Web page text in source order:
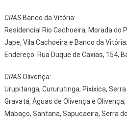
CRASBanco da Vitória:
Residencial Rio Cachoeira, Morada do
Jape, Vila Cachoeira e Banco da Vitória.
Endereço: Rua Duque de Caxias, 154,
CRASOlivença:
Urupitanga, Cururutinga, Pixixica,
Gravatá, Águas de Olivença e
Mabaço, Santana, Sapucaeira, Serra